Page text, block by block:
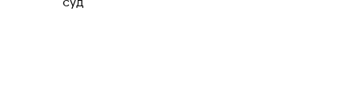
международно: